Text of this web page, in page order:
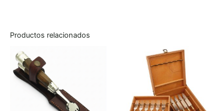
Productos relacionados